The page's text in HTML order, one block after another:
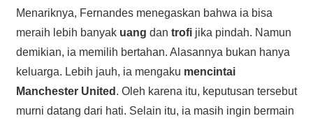
Menariknya, Fernandes menegaskan bahwa ia bisa
meraih lebih banyak uang dan trofijika pindah. Namun
demikian, ia memilih bertahan. Alasannya bukan hanya
keluarga. Lebih jauh, ia mengaku mencintai
Manchester United . Oleh karena itu, keputusan tersebut
murni datang dari hati. Selain itu, ia masih ingin bermain